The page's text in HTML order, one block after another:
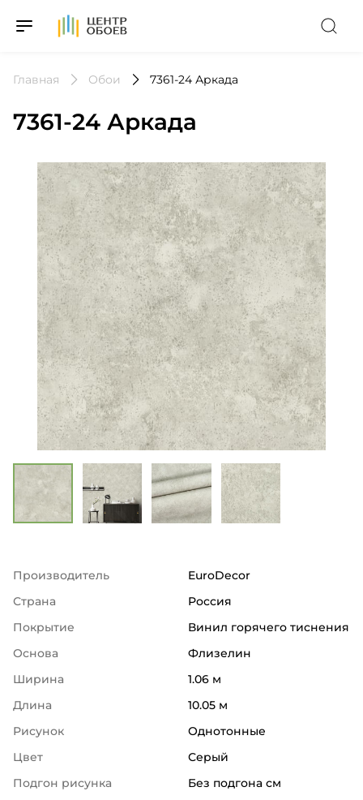
На Главную
Главная Обои 7361-24 Аркада
7361-24 Аркада
Производитель
EuroDecor
Страна
Россия
Покрытие
Винил горячего тиснения
Основа
Флизелин
Ширина
1.06 м
Длина
10.05 м
Рисунок
Однотонные
Цвет
Серый
Подгон рисунка
Без подгона см